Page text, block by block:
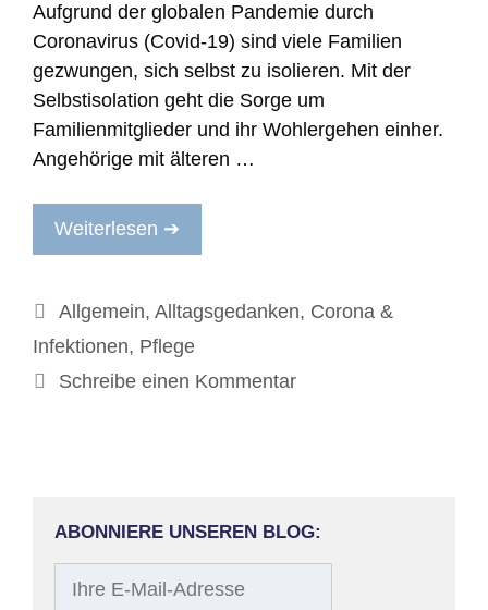
Aufgrund der globalen Pandemie durch
Coronavirus (Covid-19) sind viele Familien
gezwungen, sich selbst zu isolieren. Mit der
Selbstisolation geht die Sorge um
Familienmitglieder und ihr Wohlergehen einher.
Angehörige mit älteren …
Weiterlesen ➔
Kategorien
Allgemein, Alltagsgedanken, Corona &
Infektionen, Pflege
Schreibe einen Kommentar
ABONNIERE UNSEREN BLOG: